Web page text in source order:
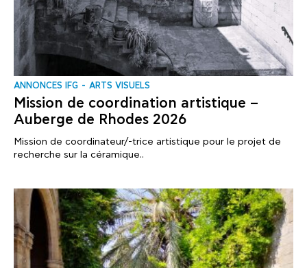
ANNONCES IFG ARTS VISUELS
Mission de coordination artistique –
Auberge de Rhodes 2026
Mission de coordinateur/-trice artistique pour le projet de
recherche sur la céramique..